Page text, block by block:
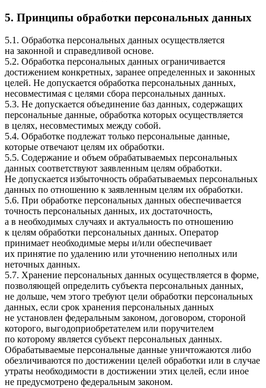
5. Принципы обработки персональных данных
5.1. Обработка персональных данных осуществляется
на законной и справедливой основе.
5.2. Обработка персональных данных ограничивается
достижением конкретных, заранее определенных и законных
целей. Не допускается обработка персональных данных,
несовместимая с целями сбора персональных данных.
5.3. Не допускается объединение баз данных, содержащих
персональные данные, обработка которых осуществляется
в целях, несовместимых между собой.
5.4. Обработке подлежат только персональные данные,
которые отвечают целям их обработки.
5.5. Содержание и объем обрабатываемых персональных
данных соответствуют заявленным целям обработки.
Не допускается избыточность обрабатываемых персональных
данных по отношению к заявленным целям их обработки.
5.6. При обработке персональных данных обеспечивается
точность персональных данных, их достаточность,
а в необходимых случаях и актуальность по отношению
к целям обработки персональных данных. Оператор
принимает необходимые меры и/или обеспечивает
их принятие по удалению или уточнению неполных или
неточных данных.
5.7. Хранение персональных данных осуществляется в форме,
позволяющей определить субъекта персональных данных,
не дольше, чем этого требуют цели обработки персональных
данных, если срок хранения персональных данных
не установлен федеральным законом, договором, стороной
которого, выгодоприобретателем или поручителем
по которому является субъект персональных данных.
Обрабатываемые персональные данные уничтожаются либо
обезличиваются по достижении целей обработки или в случае
утраты необходимости в достижении этих целей, если иное
не предусмотрено федеральным законом.